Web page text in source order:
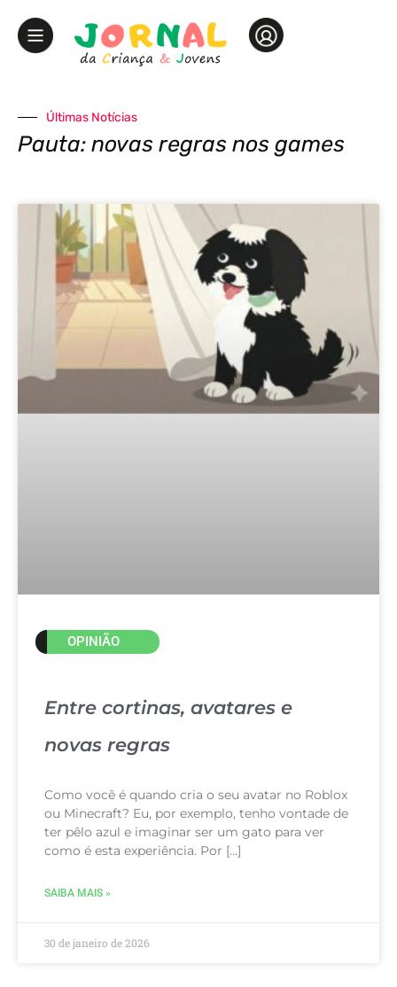
Últimas Notícias
Pauta: novas regras nos games
OPINIÃO
Entre cortinas, avatares e
novas regras
Como você é quando cria o seu avatar no Roblox
ou Minecraft? Eu, por exemplo, tenho vontade de
ter pêlo azul e imaginar ser um gato para ver
como é esta experiência. Por […]
SAIBA MAIS »
30 de janeiro de 2026